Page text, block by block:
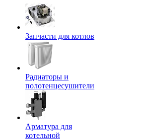
Запчасти для котлов
Радиаторы и
полотенцесушители
Арматура для
котельной